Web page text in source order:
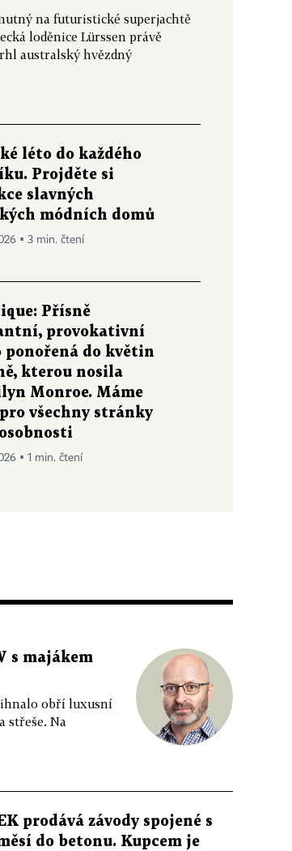
na futuristické superjachtě
loděnice Lürssen právě
australský hvězdný
léto do každého
Projděte si
slavných
módních domů
▪ 3 min. čtení
Přísně
provokativní
ponořená do květin
kterou nosila
Monroe. Máme
všechny stránky
▪ 1 min. čtení
s majákem
obří luxusní
střeše. Na
prodává závody spojené s
do betonu. Kupcem je